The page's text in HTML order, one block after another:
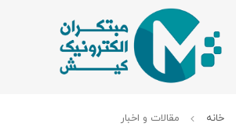
خانه مقالات و اخبار